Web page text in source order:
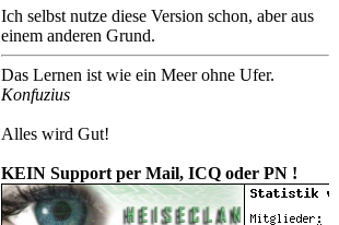
Ich selbst nutze diese Version schon, aber aus
einem anderen Grund.
Das Lernen ist wie ein Meer ohne Ufer.
Konfuzius
Alles wird Gut!
KEIN Support per Mail, ICQ oder PN !